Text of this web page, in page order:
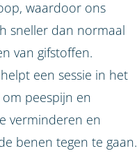
waardoor ons
sneller dan normaal
van gifstoffen.
een sessie in het
peespijn en
verminderen en
benen tegen te gaan.